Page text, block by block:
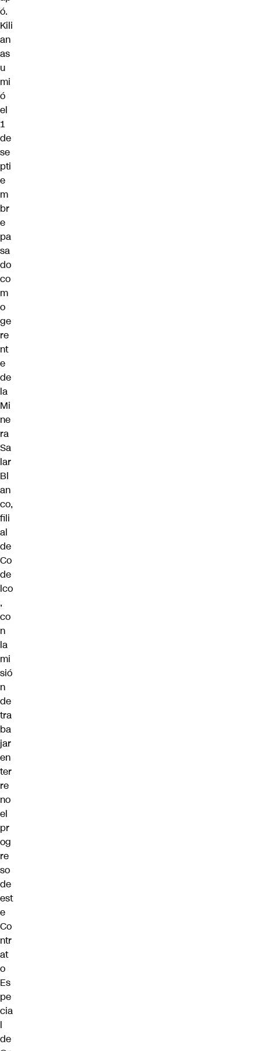
ó.
Kili
an
as
u
mi
ó
el
1
de
se
pti
e
m
br
e
pa
sa
do
co
m
o
ge
re
nt
e
de
la
Mi
ne
ra
Sa
lar
Bl
an
co,
fili
al
de
Co
de
lco
,
co
n
la
mi
sió
n
de
tra
ba
jar
en
ter
re
no
el
pr
og
re
so
de
est
e
Co
ntr
at
o
Es
pe
cia
l
de